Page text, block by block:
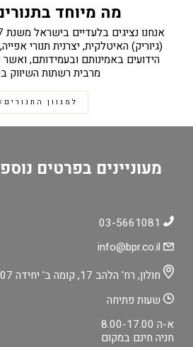
מה מיוחד
(גיוריק) האיטלקית, יצרנית תנורי
הידועים באמינותם ובעמידותם,
מרבית רשתות השיווק
למגוון
מעוניינים בפרטים
חולון, רח' הלהב 17, קומה ב' יחידה C-07
שעות פתיחה
א-ה 8.00-17.00
חניה חינם במקום